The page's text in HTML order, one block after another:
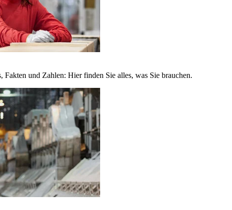
Fakten und Zahlen: Hier finden Sie alles, was Sie brauchen.